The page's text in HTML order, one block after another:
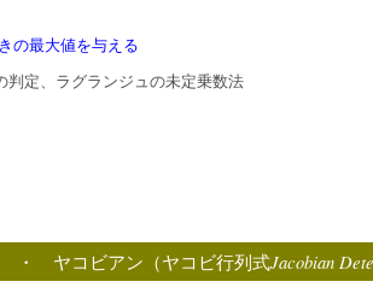
の最大値を与える
判定、ラグランジュの未定乗数法
・ ヤコビアン（ヤコビ行列式Jacobian